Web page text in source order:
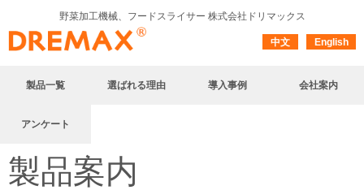
野菜加工機械、フードスライサー 株式会社ドリマックス
中文 English
製品一覧 選ばれる理由 導入事例 会社案内
アンケート
製品案内